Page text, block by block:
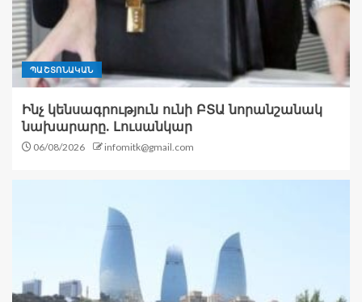
ՊԱՇՏՈՆԱԿԱՆ
Ինչ կենսագրություն ունի ԲՏԱ նորանշանակ
նախարարը. Լուսանկար
06/08/2026 infomitk@gmail.com